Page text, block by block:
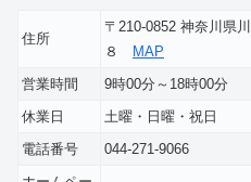
住所
〒210-0852 神奈川県
８
MAP
営業時間
9時00分～18時00分
休業日
土曜・日曜・祝日
電話番号
044-271-9066